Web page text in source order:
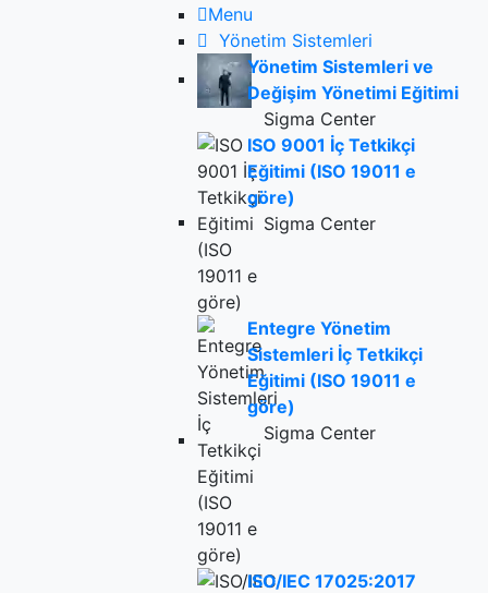
Menu
Yönetim Sistemleri
Yönetim Sistemleri ve
Değişim Yönetimi Eğitimi
Sigma Center
ISO 9001 İç Tetkikçi
Eğitimi (ISO 19011 e
göre)
Sigma Center
Entegre Yönetim
Sistemleri İç Tetkikçi
Eğitimi (ISO 19011 e
göre)
Sigma Center
ISO/IEC 17025:2017